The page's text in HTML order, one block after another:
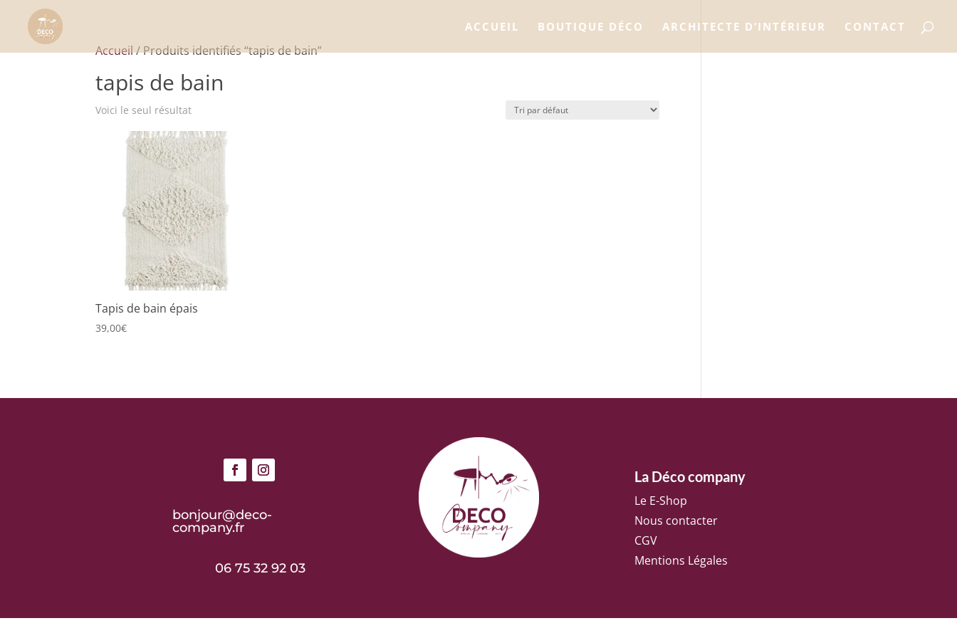
ACCUEIL BOUTIQUE DÉCO ARCHITECTE D’INTÉRIEUR CONTACT
produits
Accueil/ Produits identifiés “tapis de bain”
tapis de bain
Voici le seul résultat
Tapis de bain épais
39,00€
bonjour@deco-
company.fr
06 75 32 92 03
La Déco company
Le E-Shop
Nous contacter
CGV
Mentions Légales